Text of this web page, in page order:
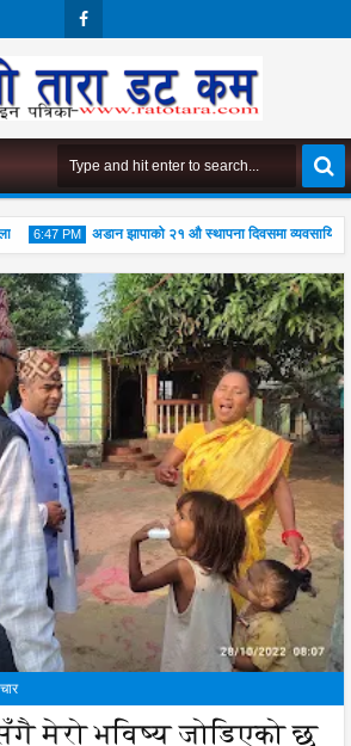
Boo
6:47 PM
01 Aug
2026
अडान झापाको २१ औ स्थापना दिवसमा व्यवसायिक
मेरो भविष्य जोडिएको छ